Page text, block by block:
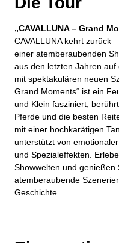
„CAVALLUNA – Grand
CAVALLUNA kehrt zurück
einer atemberaubenden
aus den letzten Jahren
mit spektakulären neuen
Grand Moments“ ist ein
und Klein fasziniert,
Pferde und die besten
mit einer hochkarätigen
unterstützt von
und Spezialeffekten.
Showwelten und genießen
atemberaubende
Geschichte.